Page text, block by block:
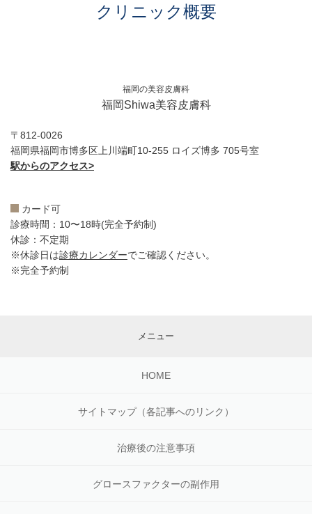
クリニック概要
福岡の美容皮膚科
福岡Shiwa美容皮膚科
〒812-0026
福岡県福岡市博多区上川端町10-255 ロイズ博多 705号室
駅からのアクセス>
カード可
診療時間：10〜18時(完全予約制)
休診：不定期
※休診日は診療カレンダーでご確認ください。
※完全予約制
メニュー
HOME
サイトマップ（各記事へのリンク）
治療後の注意事項
グロースファクターの副作用